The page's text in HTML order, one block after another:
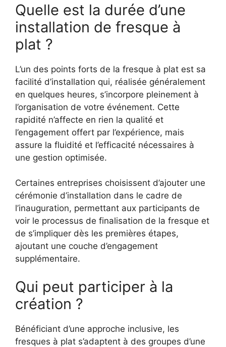
Quelle est la durée d’une
installation de fresque à
plat ?
L’un des points forts de la fresque à plat est sa
facilité d’installation qui, réalisée généralement
en quelques heures, s’incorpore pleinement à
l’organisation de votre événement. Cette
rapidité n’affecte en rien la qualité et
l’engagement offert par l’expérience, mais
assure la fluidité et l’efficacité nécessaires à
une gestion optimisée.
Certaines entreprises choisissent d’ajouter une
cérémonie d’installation dans le cadre de
l’inauguration, permettant aux participants de
voir le processus de finalisation de la fresque et
de s’impliquer dès les premières étapes,
ajoutant une couche d’engagement
supplémentaire.
Qui peut participer à la
création ?
Bénéficiant d’une approche inclusive, les
fresques à plat s’adaptent à des groupes d’une